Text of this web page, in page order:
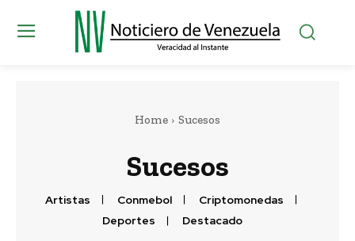
Home Sucesos
Sucesos
Artistas Conmebol
Criptomonedas
Deportes
Destacado